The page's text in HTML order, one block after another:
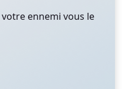
ennemi vous le